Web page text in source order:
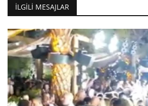
İLGILI MESAJLAR